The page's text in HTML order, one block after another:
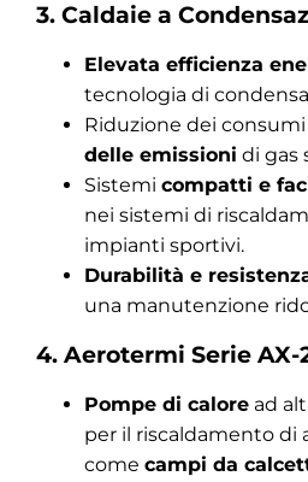
3. Caldaie a
Elevata efficienza
tecnologia di
Riduzione dei consumi
delle emissioni di gas
Sistemi compatti e
nei sistemi di
impianti sportivi.
Durabilità e
una manutenzione
4. Aerotermi Serie AX-
Pompe di caloread
per il riscaldamento di
come campi da